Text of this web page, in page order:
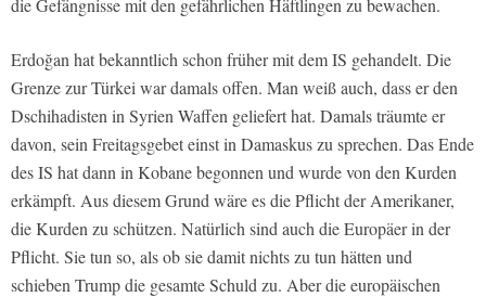
Erdoğan hat bekanntlich schon früher mit dem IS gehandelt. Die
Grenze zur Türkei war damals offen. Man weiß auch, dass er den
Dschihadisten in Syrien Waffen geliefert hat. Damals träumte er
davon, sein Freitagsgebet einst in Damaskus zu sprechen. Das Ende
des IS hat dann in Kobane begonnen und wurde von den Kurden
erkämpft. Aus diesem Grund wäre es die Pflicht der Amerikaner,
die Kurden zu schützen. Natürlich sind auch die Europäer in der
Pflicht. Sie tun so, als ob sie damit nichts zu tun hätten und
schieben Trump die gesamte Schuld zu. Aber die europäischen